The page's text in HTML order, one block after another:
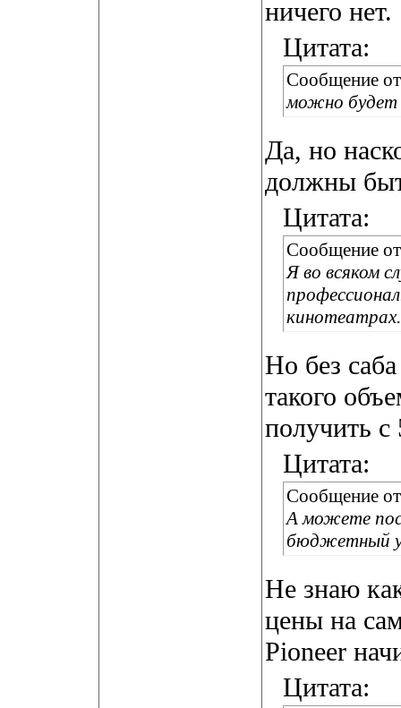
ничего нет.
Цитата:
Сообщение
можно будет
Да, но
должны
Цитата:
Сообщение
Я во всяком
кинотеатрах.
Но без
такого
получить с
Цитата:
Сообщение
А можете
бюджетный
Не знаю
цены на
Pioneer
Цитата: